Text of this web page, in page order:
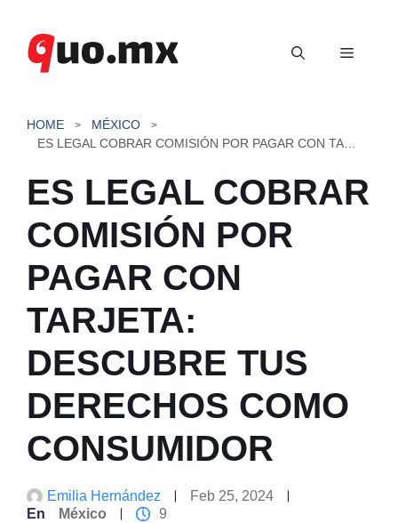
contenido
Menú
HOME
MÉXICO
ES LEGAL COBRAR
COMISIÓN POR
PAGAR CON
TARJETA:
DESCUBRE TUS
DERECHOS COMO
CONSUMIDOR
Emilia Hernández
Feb 25, 2024
En
México 9